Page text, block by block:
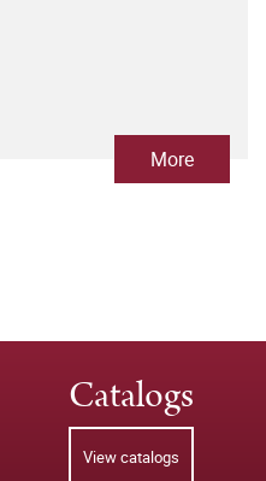
More
Catalogs
View catalogs